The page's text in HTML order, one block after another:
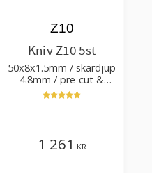
Kniv Z10 5st
50x8x1.5mm / skärdjup
4.8mm / pre-cut &
post-cut 0.84xTm /
skärvinkel 50°
Z10
1 261 KR